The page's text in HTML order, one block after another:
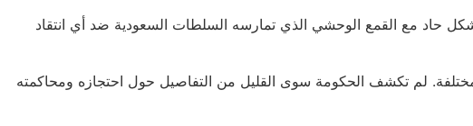
بشكل حاد مع القمع الوحشي الذي تمارسه السلطات السعودية ضد أي انتقاد
مختلفة. لم تكشف الحكومة سوى القليل من التفاصيل حول احتجازه ومحاكمته